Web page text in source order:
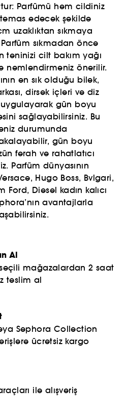
Parfümü hem cildiniz
edecek şekilde
uzaklıktan sıkmaya
sıkmadan önce
teninizi cilt bakım yağı
nemlendirmeniz önerilir.
en sık olduğu bilek,
dirsek içleri ve diz
gün boyu
sağlayabilirsiniz. Bu
durumunda
gün boyu
ferah ve rahatlatıcı
Parfüm dünyasının
Hugo Boss, Bvlgari,
Diesel kadın kalıcı
avantajlarla
Al
mağazalardan 2 saat
teslim al
Sephora Collection
ücretsiz kargo
ile alışveriş